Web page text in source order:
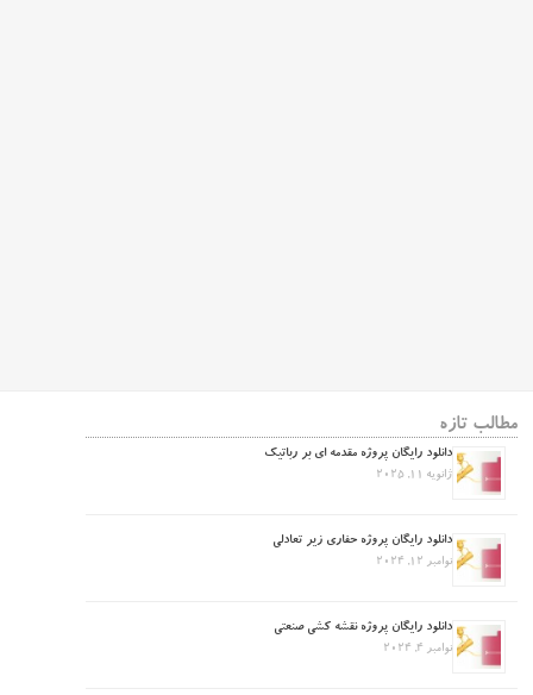
مطالب تازه
دانلود رایگان پروژه مقدمه ای بر رباتیک
ژانویه 11, 2025
دانلود رایگان پروژه حفاری زیر تعادلی
نوامبر 12, 2024
دانلود رایگان پروژه نقشه کشی صنعتی
نوامبر 4, 2024